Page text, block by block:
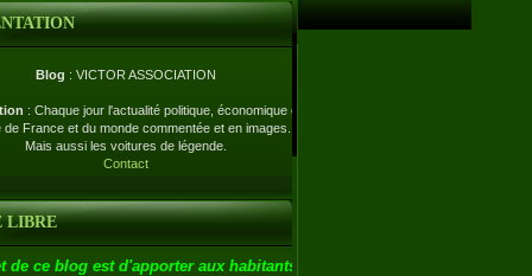
Blog : VICTOR ASSOCIATION
: Chaque jour l'actualité politique, économique et
de France et du monde commentée et en images.
Mais aussi les voitures de légende.
Contact
LIBRE
de ce blog est d'apporter aux habitants